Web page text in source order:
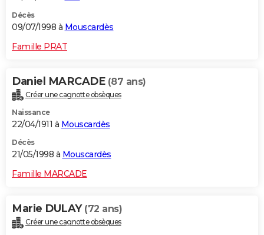
Décès
09/07/1998 à Mouscardès
Famille PRAT
Daniel MARCADE (87 ans)
Créer une cagnotte obsèques
Naissance
22/04/1911 à Mouscardès
Décès
21/05/1998 à Mouscardès
Famille MARCADE
Marie DULAY (72 ans)
Créer une cagnotte obsèques